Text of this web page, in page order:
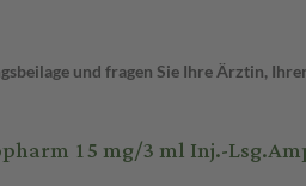
und fragen Sie Ihre Ärztin,
15 mg/3 ml Inj.-